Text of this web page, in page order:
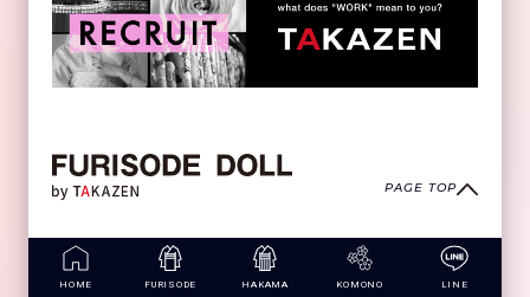
PAGE TOP
copyright (c) FURISODE DOLL all rights reserved.
HOME FURISODE HAKAMA KOMONO LINE